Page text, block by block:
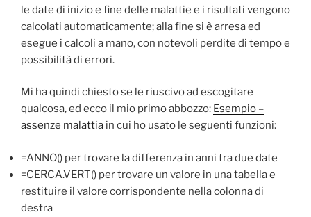
le date di inizio e fine delle malattie e i risultati vengono
calcolati automaticamente; alla fine si è arresa ed
esegue i calcoli a mano, con notevoli perdite di tempo e
possibilità di errori.
Mi ha quindi chiesto se le riuscivo ad escogitare
qualcosa, ed ecco il mio primo abbozzo: Esempio –
assenze malattia in cui ho usato le seguenti funzioni:
=ANNO() per trovare la differenza in anni tra due date
=CERCA.VERT() per trovare un valore in una tabella e
restituire il valore corrispondente nella colonna di
destra